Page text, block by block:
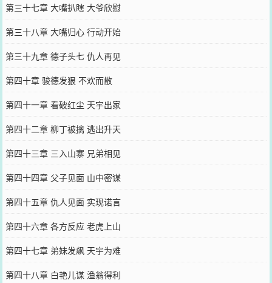
第三十七章 大嘴扒瞎 大爷欣慰
第三十八章 大嘴归心 行动开始
第三十九章 德子头七 仇人再见
第四十章 骏德发狠 不欢而散
第四十一章 看破红尘 天宇出家
第四十二章 柳丁被擒 逃出升天
第四十三章 三入山寨 兄弟相见
第四十四章 父子见面 山中密谋
第四十五章 仇人见面 实现诺言
第四十六章 各方反应 老虎上山
第四十七章 弟妹发飙 天宇为难
第四十八章 白艳儿谋 渔翁得利